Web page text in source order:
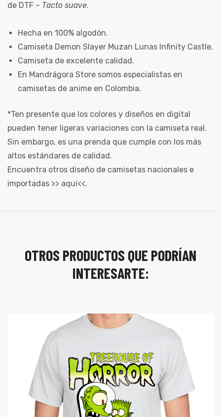
de DTF – Tacto suave.
Hecha en 100% algodón.
Camiseta Demon Slayer Muzan Lunas Infinity Castle.
Camiseta de excelente calidad.
En Mandrágora Store somos especialistas en
camisetas de anime en Colombia.
*Ten presente que los colores y diseños en digital
pueden tener ligeras variaciones con la camiseta real.
Sin embargo, es una prenda que cumple con los más
altos estándares de calidad.
Encuentra otros diseño de camisetas nacionales e
importadas >> aquí<<.
OTROS PRODUCTOS QUE PODRÍAN
INTERESARTE: